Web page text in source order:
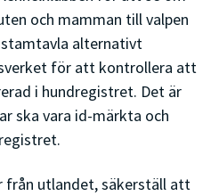
och mamman till valpen
alternativt
för att kontrollera att
i hundregistret. Det är
ska vara id-märkta och
från utlandet, säkerställ att